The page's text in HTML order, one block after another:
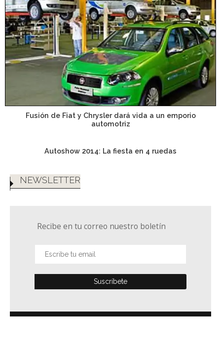
Fusión de Fiat y Chrysler dará vida a un emporio
automotriz
Autoshow 2014: La fiesta en 4 ruedas
NEWSLETTER
Recibe en tu correo nuestro boletín